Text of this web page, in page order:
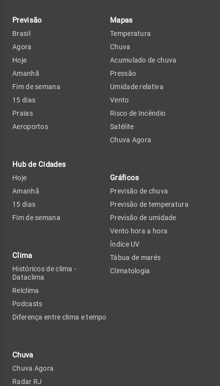
Previsão
Brasil
Agora
Hoje
Amanhã
Fim de semana
15 dias
Praias
Aeroportos
Hub de Cidades
Hoje
Amanhã
15 dias
Fim de semana
Clima
Históricos de clima -
Dataclima
Relclima
Podcasts
Diferença entre clima e tempo
Chuva
Chuva Agora
Radar RJ
Mapas
Temperatura
Chuva
Acumulado de chuva
Pressão
Umidade relativa
Vento
Risco de Incêndio
Satélite
Chuva Agora
Gráficos
Previsão de chuva
Previsão de temperatura
Previsão de umidade
Vento hora a hora
Índice UV
Tábua de marés
Climatologia